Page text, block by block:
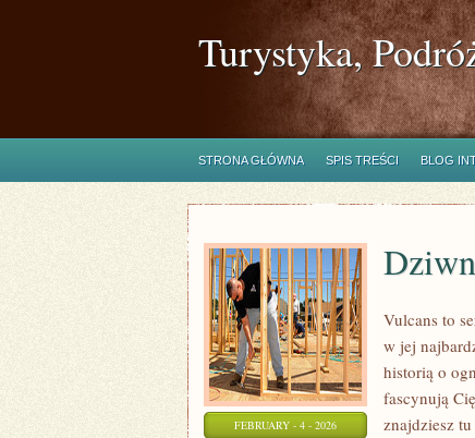
Turystyka,
STRONA GŁÓWNA SPIS TREŚCI BLOG
FEBRUARY - 4 - 2026
Vulcans to
w jej
historią o
fascynują
znajdziesz